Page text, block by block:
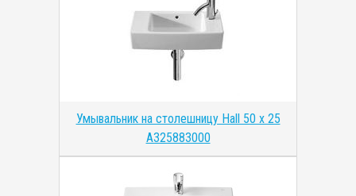
Умывальник на столешницу Hall 50 x 25
A325883000